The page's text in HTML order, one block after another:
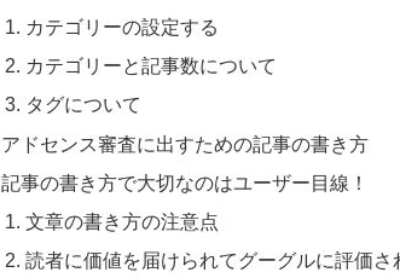
カテゴリーの設定する
カテゴリーと記事数について
タグについて
アドセンス審査に出すための記事の書き方
記事の書き方で大切なのはユーザー目線！
文章の書き方の注意点
読者に価値を届けられてグーグルに評価さ